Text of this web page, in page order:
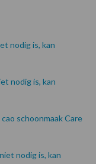
nodig is, kan
nodig is, kan
cao schoonmaak Care
nodig is, kan